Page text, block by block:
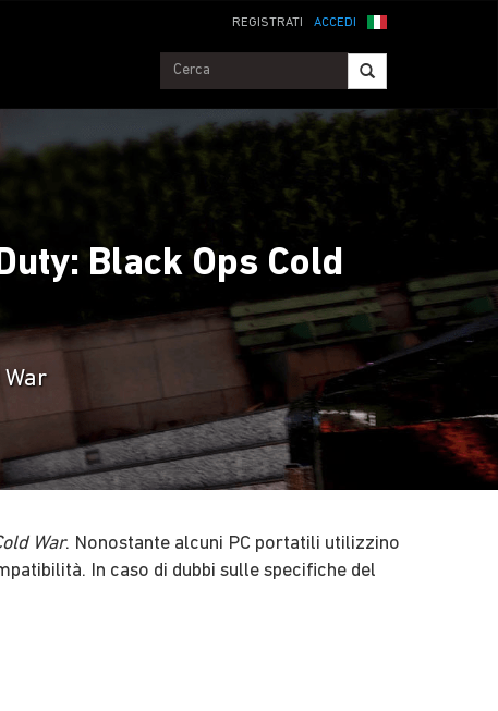
ACCEDI
REGISTRATI
Black Ops Cold
War. Nonostante alcuni PC portatili utilizzino
In caso di dubbi sulle specifiche del